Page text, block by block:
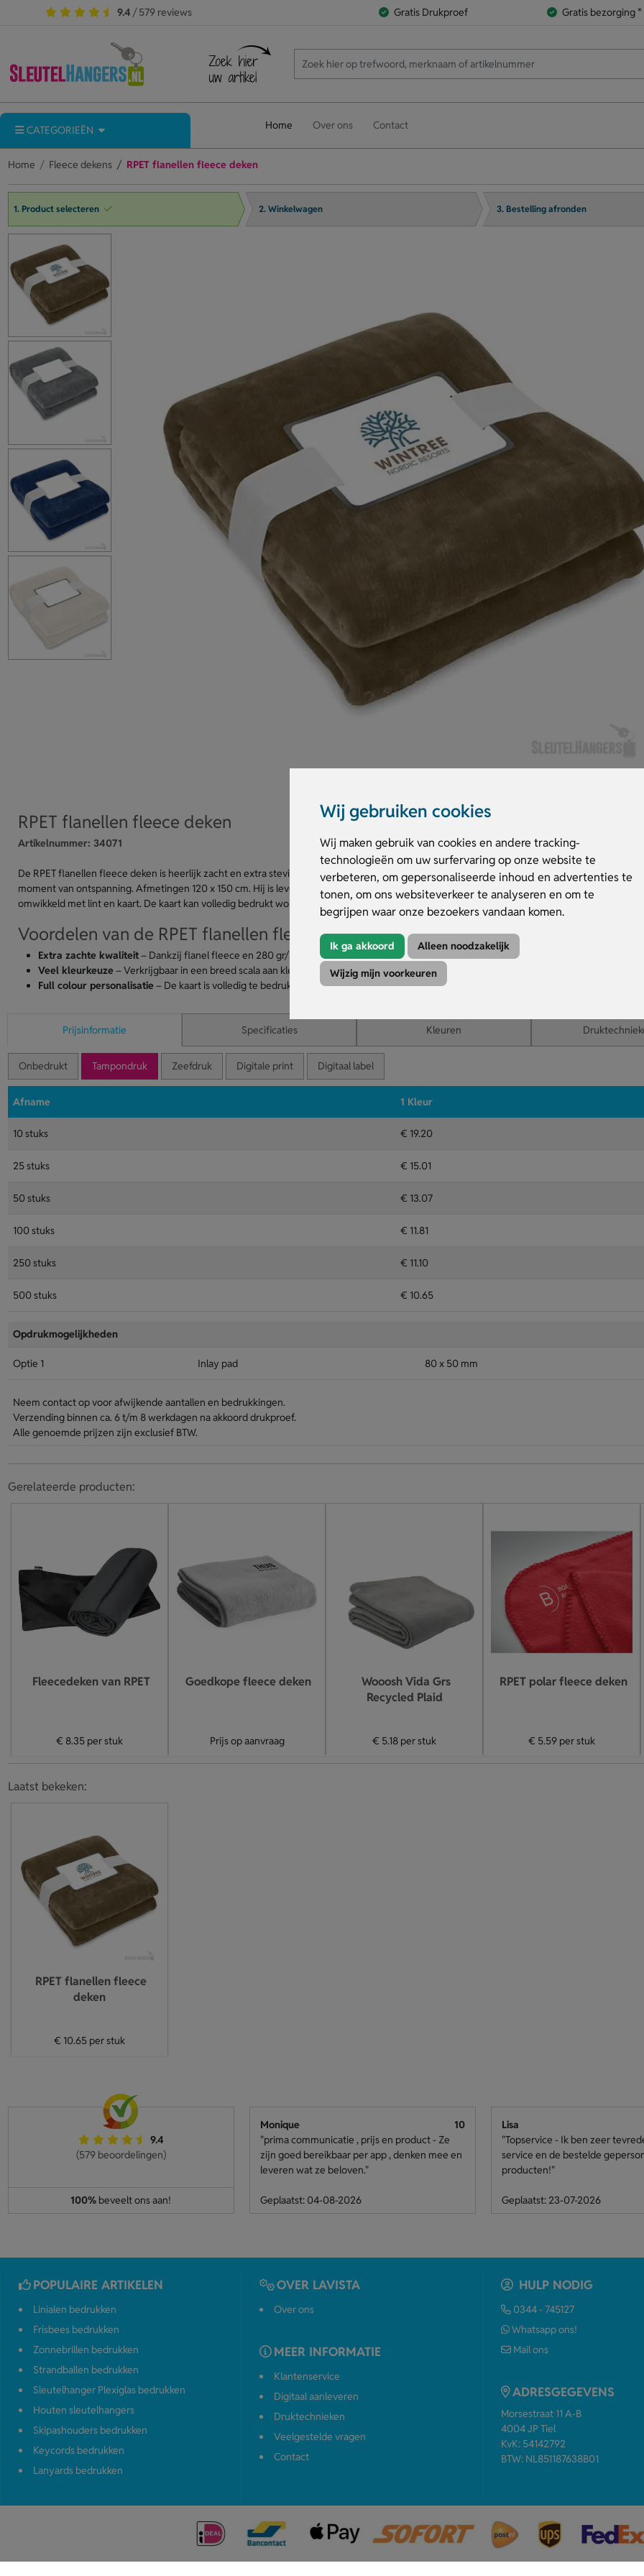
Wij gebruiken cookies
Wij maken gebruik van cookies en andere tracking-
technologieën om uw surfervaring op onze website te
verbeteren, om gepersonaliseerde inhoud en advertenties te
tonen, om ons websiteverkeer te analyseren en om te
begrijpen waar onze bezoekers vandaan komen.
Ik ga akkoord Alleen noodzakelijk
Wijzig mijn voorkeuren
9.4 / 579 reviews Gratis Drukproef Gratis bezorging *
CATEGORIEËN Home Over ons Contact
Home Fleece dekens RPET flanellen fleece deken
1. Product selecteren 2. Winkelwagen 3. Bestelling afronden
RPET flanellen fleece deken
Artikelnummer: 34071
De RPET flanellen fleece deken is heerlijk zacht en extra stevig met 280 gr/m². De RPET flanellen fleece deken voelt warm aan en is perfect
moment van ontspanning. Afmetingen 120 x 150 cm. Hij is leverbaar in een groot aantal kleuren, dus altijd passend bij jouw stijl. De deken is
omwikkeld met lint en kaart. De kaart kan volledig bedrukt worden in full colour. Bestel of vraag een prijs op.
Voordelen van de RPET flanellen fleece deken
Extra zachte kwaliteit– Dankzij flanel fleece en 280 gr/m² geniet je van luxe comfort en warmte.
Veel kleurkeuze– Verkrijgbaar in een breed scala aan kleuren voor elke uitstraling.
Full colour personalisatie– De kaart is volledig te bedrukken voor een sterke merkpresentatie.
Prijsinformatie Specificaties Kleuren
Onbedrukt Tampondruk Zeefdruk Digitale print Digitaal label
Afname 1 Kleur
10 stuks € 19.20
25 stuks € 15.01
50 stuks € 13.07
100 stuks € 11.81
250 stuks € 11.10
500 stuks € 10.65
Opdrukmogelijkheden
Optie 1 Inlay pad 80 x 50 mm
Neem contact op voor afwijkende aantallen en bedrukkingen.
Verzending binnen ca. 6 t/m 8 werkdagen na akkoord drukproef.
Alle genoemde prijzen zijn exclusief BTW.
Gerelateerde producten:
Fleecedeken van RPET
€ 8.35 per stuk
Goedkope fleece deken
Prijs op aanvraag
Wooosh Vida Grs
Recycled Plaid
€ 5.18 per stuk
RPET polar fleece deken
€ 5.59 per stuk
Laatst bekeken:
RPET flanellen fleece
deken
€ 10.65 per stuk
9.4
(579 beoordelingen)
100% beveelt ons aan!
Monique
10
"prima communicatie , prijs en product - Ze
zijn goed bereikbaar per app , denken mee en
leveren wat ze beloven."
Geplaatst: 04-08-2026
Lisa
"Topservice - Ik ben zeer
service en de bestelde
producten!"
Geplaatst: 23-07-2026
POPULAIRE ARTIKELEN
Linialen bedrukken
Frisbees bedrukken
Zonnebrillen bedrukken
Strandballen bedrukken
Sleutelhanger Plexiglas bedrukken
Houten sleutelhangers
Skipashouders bedrukken
Keycords bedrukken
Lanyards bedrukken
OVER LAVISTA
Over ons
MEER INFORMATIE
Klantenservice
Digitaal aanleveren
Druktechnieken
Veelgestelde vragen
Contact
HULP NODIG
0344 - 745127
Whatsapp ons!
Mail ons
ADRESGEGEVENS
Morsestraat 11 A-B
4004 JP Tiel
KvK: 54142792
BTW: NL851187638B01